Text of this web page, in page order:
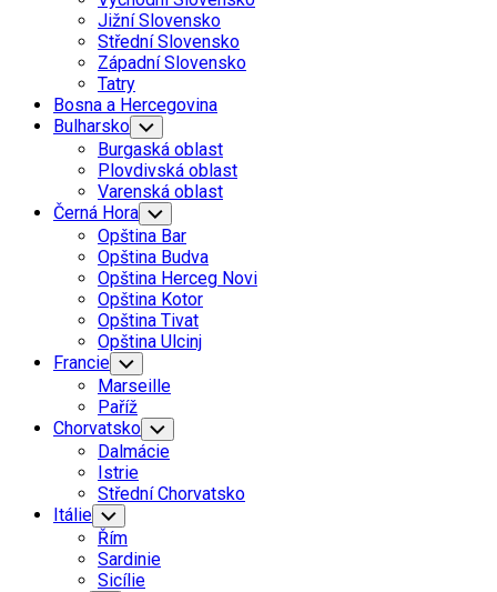
Menu
Jižní Slovensko
Střední Slovensko
Západní Slovensko
Tatry
Bosna a Hercegovina
Bulharsko Toggle
Child
Menu
Burgaská oblast
Plovdivská oblast
Varenská oblast
Černá Hora Toggle
Child
Menu
Opština Bar
Opština Budva
Opština Herceg Novi
Opština Kotor
Opština Tivat
Opština Ulcinj
Francie Toggle
Child
Menu
Marseille
Paříž
Chorvatsko Toggle
Child
Menu
Dalmácie
Istrie
Střední Chorvatsko
Itálie Toggle
Child
Menu
Řím
Sardinie
Sicílie